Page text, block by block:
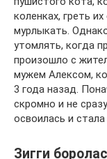
коленках, греть
мурлыкать.
утомлять, когда
произошло с
мужем Алексом,
3 года назад.
скромно и не
освоилась и
Зигги